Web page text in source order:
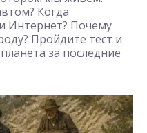
Когда
Интернет? Почему
Пройдите тест и
за последние